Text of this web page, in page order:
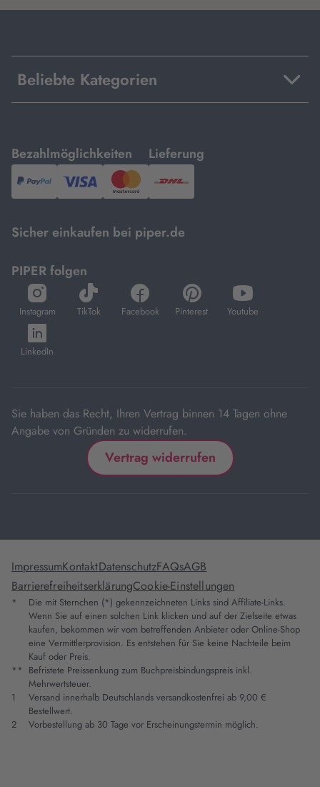
Beliebte Kategorien
Bezahlmöglichkeiten
mit
PayPal,Visa
und
Lieferung
mit
DHL.
Sicher einkaufen bei piper.de
PIPER folgen
Instagram
öffnet
in
neuem
Tab
TikTok
öffnet
in
Facebook
öffnet
in
Pinterest
öffnet
in
Youtube
öffnet
in
LinkedIn
öffnet
in
Sie haben das Recht, Ihren Vertrag binnen 14 Tagen ohne
Angabe von Gründen zu widerrufen.
Vertrag widerrufen
ImpressumKontaktDatenschutzFAQsAGB
BarrierefreiheitserklärungCookie-Einstellungen
*
Die mit Sternchen (*) gekennzeichneten Links sind Affiliate-Links.
Wenn Sie auf einen solchen Link klicken und auf der Zielseite etwas
kaufen, bekommen wir vom betreffenden Anbieter oder Online-Shop
eine Vermittlerprovision. Es entstehen für Sie keine Nachteile beim
Kauf oder Preis.
** Befristete Preissenkung zum Buchpreisbindungspreis inkl.
Mehrwertsteuer.
1
Versand innerhalb Deutschlands versandkostenfrei ab 9,00 €
Bestellwert.
2
Vorbestellung ab 30 Tage vor Erscheinungstermin möglich.